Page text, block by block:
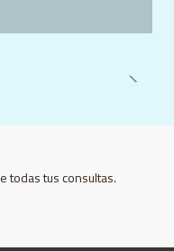
todas tus consultas.